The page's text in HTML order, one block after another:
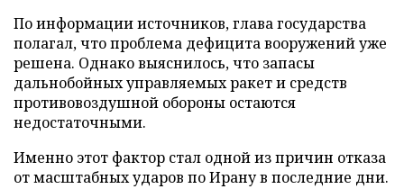
По информации источников, глава государства
полагал, что проблема дефицита вооружений уже
решена. Однако выяснилось, что запасы
дальнобойных управляемых ракет и средств
противовоздушной обороны остаются
недостаточными.
Именно этот фактор стал одной из причин отказа
от масштабных ударов по Ирану в последние дни.